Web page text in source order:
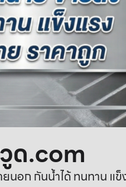
ด.com
นอก กันน้ำได้ ทนทาน แข็